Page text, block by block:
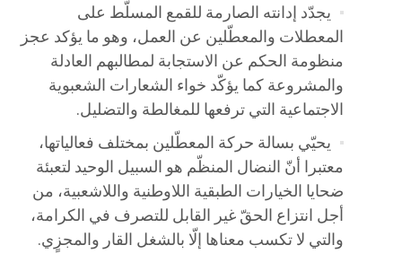
يجدّد إدانته الصارمة للقمع المسلّط على
المعطلات والمعطّلين عن العمل، وهو ما يؤكد عجز
منظومة الحكم عن الاستجابة لمطالبهم العادلة
والمشروعة كما يؤكّد خواء الشعارات الشعبوية
الاجتماعية التي ترفعها للمغالطة والتضليل.
يحيّي بسالة حركة المعطّلين بمختلف فعالياتها،
معتبرا أنّ النضال المنظّم هو السبيل الوحيد لتعبئة
ضحايا الخيارات الطبقية اللاوطنية واللاشعبية، من
أجل انتزاع الحقّ غير القابل للتصرف في الكرامة،
والتي لا تكسب معناها إلّا بالشغل القار والمجزٍي.